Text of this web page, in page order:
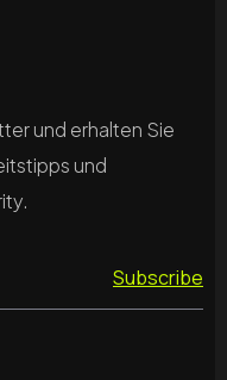
und erhalten Sie
und